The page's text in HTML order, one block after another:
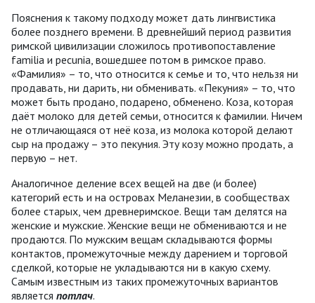
Пояснения к такому подходу может дать лингвистика
более позднего времени. В древнейший период развития
римской цивилизации сложилось противопоставление
familia и pecunia, вошедшее потом в римское право.
«Фамилия» – то, что относится к семье и то, что нельзя ни
продавать, ни дарить, ни обменивать. «Пекуния» – то, что
может быть продано, подарено, обменено. Коза, которая
даёт молоко для детей семьи, относится к фамилии. Ничем
не отличающаяся от неё коза, из молока которой делают
сыр на продажу – это пекуния. Эту козу можно продать, а
первую – нет.
Аналогичное деление всех вещей на две (и более)
категорий есть и на островах Меланезии, в сообществах
более старых, чем древнеримское. Вещи там делятся на
женские и мужские. Женские вещи не обмениваются и не
продаются. По мужским вещам складываются формы
контактов, промежуточные между дарением и торговой
сделкой, которые не укладываются ни в какую схему.
Самым известным из таких промежуточных вариантов
является потлач.